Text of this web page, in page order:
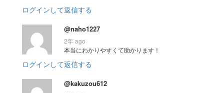
ログインして返信する
@naho1227
2年 ago
本当にわかりやすくて助かります！
ログインして返信する
@kakuzou612